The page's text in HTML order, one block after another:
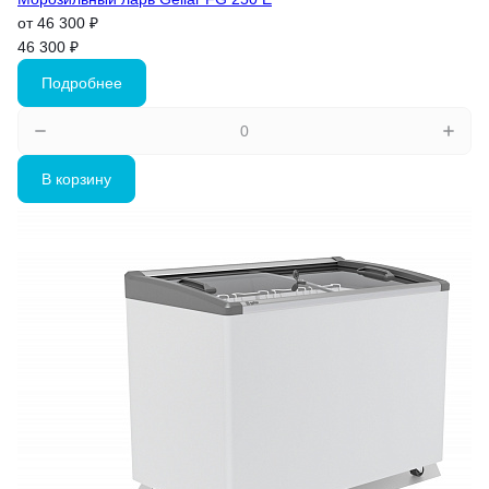
от 46 300 ₽
46 300 ₽
Подробнее
В корзину